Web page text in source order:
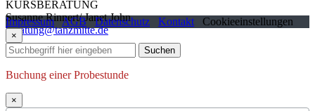
KURSBERATUNG
Susanne Rinnert/ Janet John
beratung@tanzmitte.de
Impressum AGB Datenschutz Kontakt Cookieeinstellungen
×
Suchen
Buchung einer Probestunde
×